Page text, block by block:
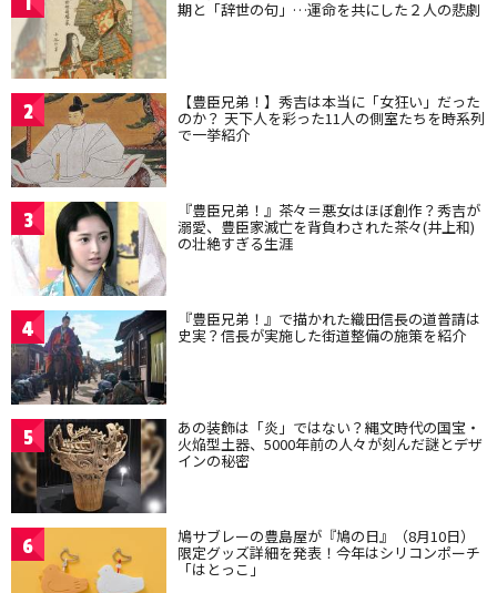
期と「辞世の句」…運命を共にした２人の悲劇
2 【豊臣兄弟！】秀吉は本当に「女狂い」だった
のか？ 天下人を彩った11人の側室たちを時系列
で一挙紹介
3 『豊臣兄弟！』茶々＝悪女はほぼ創作？秀吉が
溺愛、豊臣家滅亡を背負わされた茶々(井上和)
の壮絶すぎる生涯
4 『豊臣兄弟！』で描かれた織田信長の道普請は
史実？信長が実施した街道整備の施策を紹介
5 あの装飾は「炎」ではない？縄文時代の国宝・
火焔型土器、5000年前の人々が刻んだ謎とデザ
インの秘密
6 鳩サブレーの豊島屋が『鳩の日』（8月10日）
限定グッズ詳細を発表！今年はシリコンポーチ
「はとっこ」